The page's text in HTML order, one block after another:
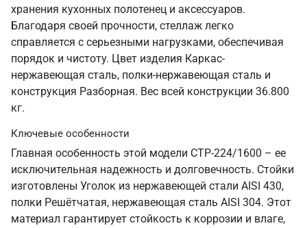
хранения кухонных полотенец и аксессуаров.
Благодаря своей прочности, стеллаж легко
справляется с серьезными нагрузками, обеспечивая
порядок и чистоту. Цвет изделия Каркас-
нержавеющая сталь, полки-нержавеющая сталь и
конструкция Разборная. Вес всей конструкции 36.800
кг.
Ключевые особенности
Главная особенность этой модели СТР-224/1600 – ее
исключительная надежность и долговечность. Стойки
изготовлены Уголок из нержавеющей стали AISI 430,
полки Решётчатая, нержавеющая сталь AISI 304. Этот
материал гарантирует стойкость к коррозии и влаге,